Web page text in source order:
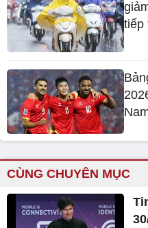
tiếp
CÙNG CHUYÊN MỤC